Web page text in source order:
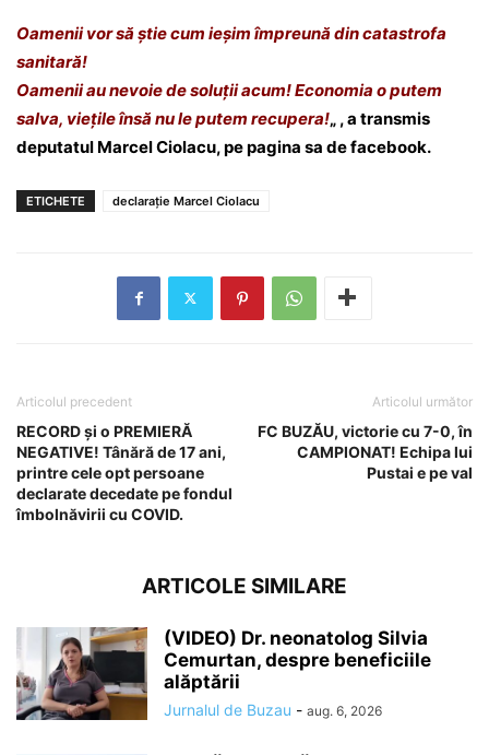
Oamenii vor să știe cum ieșim împreună din catastrofa
sanitară!
Oamenii au nevoie de soluții acum! Economia o putem
salva, viețile însă nu le putem recupera!„ , a transmis
deputatul Marcel Ciolacu, pe pagina sa de facebook.
ETICHETE declarație Marcel Ciolacu
Articolul precedent
RECORD și o PREMIERĂ
NEGATIVE! Tânără de 17 ani,
printre cele opt persoane
declarate decedate pe fondul
îmbolnăvirii cu COVID.
Articolul următor
FC BUZĂU, victorie cu 7-0, în
CAMPIONAT! Echipa lui
Pustai e pe val
ARTICOLE SIMILARE
(VIDEO) Dr. neonatolog Silvia
Cemurtan, despre beneficiile
alăptării
Jurnalul de Buzau - aug. 6, 2026